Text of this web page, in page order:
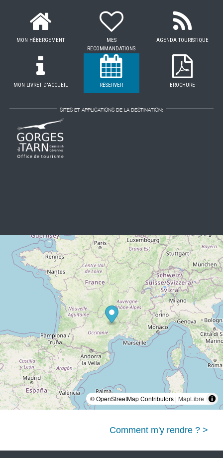
MON HÉBERGEMENT
MES
RECOMMANDATIONS
AGENDA TOURISTIQUE
MON LIVRET D'ACCUEIL RÉSERVER BROCHURE
SITES ET APPLICATIONS DE LA DESTINATION:
© OpenStreetMap Contributors | MapLibre
Comment m'y rendre ? >